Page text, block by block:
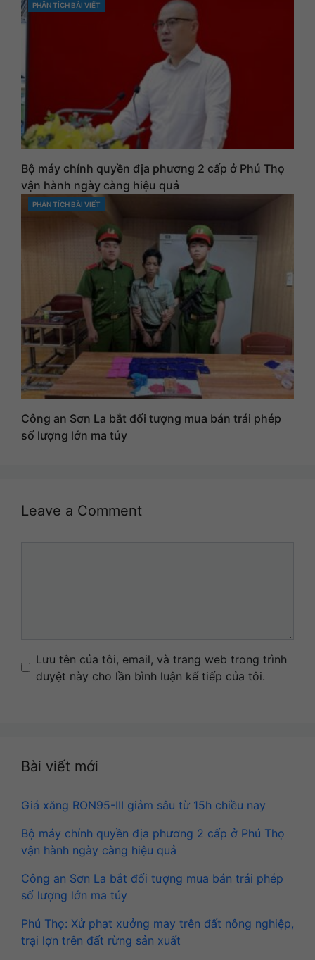
CATEGORIES
PHÂN TÍCH BÀI VIẾT
Bộ máy chính quyền địa phương 2 cấp ở Phú Thọ
vận hành ngày càng hiệu quả
CATEGORIES
PHÂN TÍCH BÀI VIẾT
Công an Sơn La bắt đối tượng mua bán trái phép
số lượng lớn ma túy
Leave a Comment
Name
Email
Website
Lưu tên của tôi, email, và trang web trong trình
duyệt này cho lần bình luận kế tiếp của tôi.
Bài viết mới
Giá xăng RON95-III giảm sâu từ 15h chiều nay
Bộ máy chính quyền địa phương 2 cấp ở Phú Thọ
vận hành ngày càng hiệu quả
Công an Sơn La bắt đối tượng mua bán trái phép
số lượng lớn ma túy
Phú Thọ: Xử phạt xưởng may trên đất nông nghiệp,
trại lợn trên đất rừng sản xuất